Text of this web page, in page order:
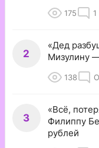
175 1
2
«Дед
Мизулину
138
3
«Всё,
Филиппу
рублей